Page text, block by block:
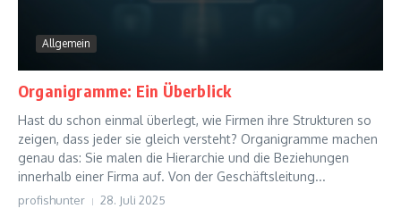
Allgemein
Organigramme: Ein Überblick
Hast du schon einmal überlegt, wie Firmen ihre Strukturen so
zeigen, dass jeder sie gleich versteht? Organigramme machen
genau das: Sie malen die Hierarchie und die Beziehungen
innerhalb einer Firma auf. Von der Geschäftsleitung...
profishunter 28. Juli 2025